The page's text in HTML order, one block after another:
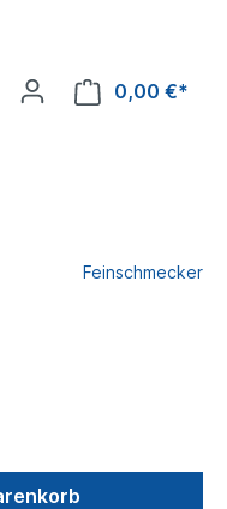
0,00 €*
Feinschmecker